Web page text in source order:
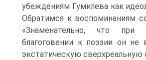
убеждениям Гумилева как
Обратимся к воспоминаниям
«Знаменательно, что
благоговении к поэзии он не
экстатическую сверхреальную